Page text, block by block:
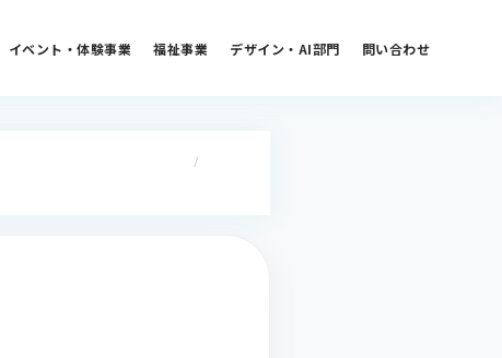
イベント・体験事業 福祉事業 デザイン・AI部門 問い合わせ
/